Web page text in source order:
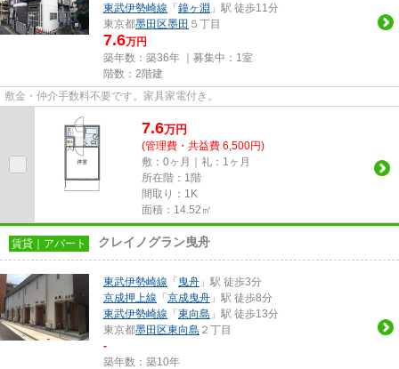
東武伊勢崎線 「 鐘ヶ淵 」駅 徒歩11分
東京都墨田区墨田 ５丁目
7.6万円
築年数：築36年 ｜募集中： 1室
階数：2階建
敷金・仲介手数料不要です。家具家電付き。
7.6万円
(管理費・共益費 6,500円)
敷：0ヶ月｜礼：1ヶ月
所在階：1階
間取り：1K
面積：14.52㎡
賃貸｜アパート クレイノグラン曳舟
東武伊勢崎線 「 曳舟 」駅 徒歩3分
京成押上線 「 京成曳舟 」駅 徒歩8分
東武伊勢崎線 「 東向島 」駅 徒歩13分
東京都墨田区東向島 ２丁目
-
築年数：築10年